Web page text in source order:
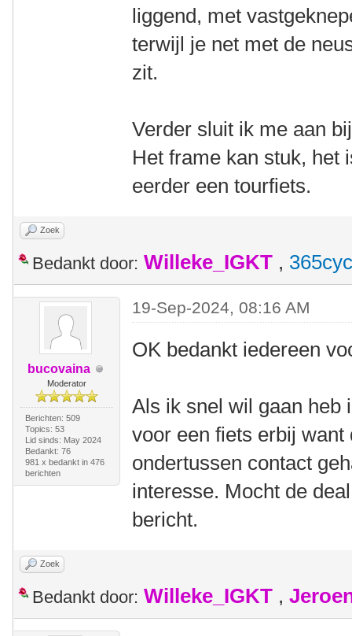
liggend, met
terwijl je net met de
zit.
Verder sluit ik me aan
Het frame kan stuk, het
eerder een tourfiets.
Zoek
Bedankt door: Willeke_IGKT ,
bucovaina
Moderator
Berichten: 509
Topics: 53
Lid sinds: May 2024
Bedankt: 76
981 x bedankt in 476
berichten
19-Sep-2024, 08:16 AM
OK bedankt iedereen
Als ik snel wil gaan heb
voor een fiets erbij
ondertussen contact
interesse. Mocht de
bericht.
Zoek
Bedankt door: Willeke_IGKT ,